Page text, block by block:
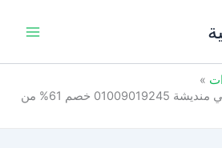
شركة مكافحة حشرات في منديشة 01009019245 خصم 61% من